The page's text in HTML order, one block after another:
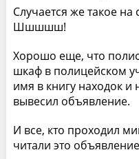
Случается же такое
Шшшшш!
Хорошо еще, что
шкаф в полицейском
имя в книгу находок и
вывесил объявление.
И все, кто проходил
читали это